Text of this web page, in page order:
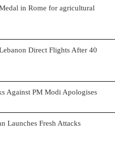
in Rome for agricultural
Direct Flights After 40
Against PM Modi Apologises
Launches Fresh Attacks